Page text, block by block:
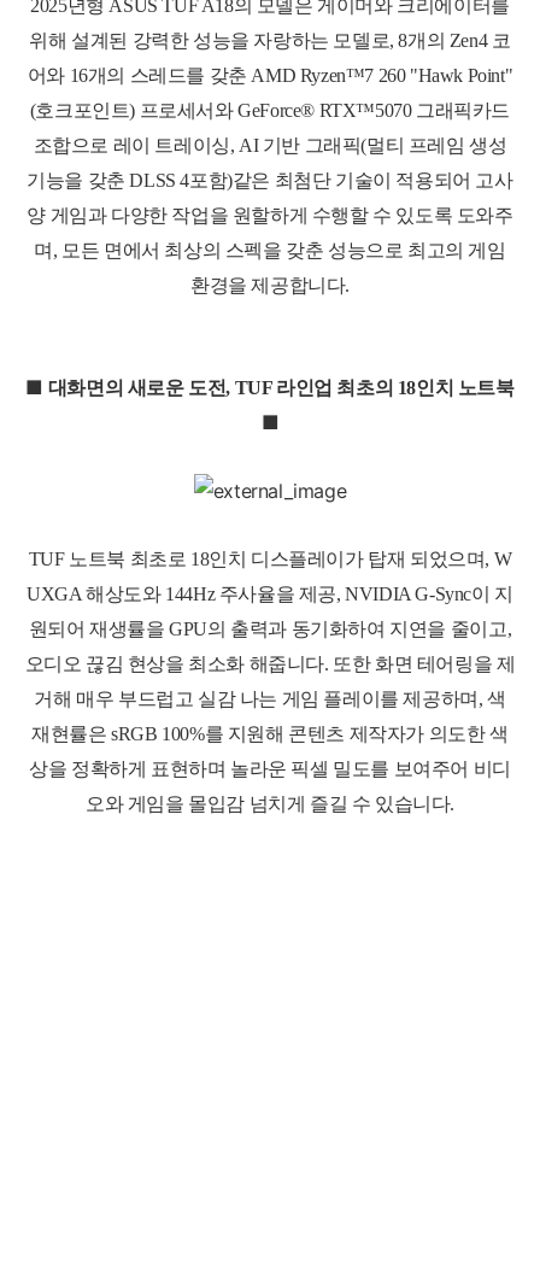
2025년형 ASUS TUF A18의 모델은 게이머와 크리에이터를
위해 설계된 강력한 성능을 자랑하는 모델로, 8개의 Zen4 코
어와 16개의 스레드를 갖춘 AMD Ryzen™7 260 "Hawk Point"
(호크포인트) 프로세서와 GeForce® RTX™5070 그래픽카드
조합으로 레이 트레이싱, AI 기반 그래픽(멀티 프레임 생성
기능을 갖춘 DLSS 4포함)같은 최첨단 기술이 적용되어 고사
양 게임과 다양한 작업을 원할하게 수행할 수 있도록 도와주
며, 모든 면에서 최상의 스펙을 갖춘 성능으로 최고의 게임
환경을 제공합니다.
■ 대화면의 새로운 도전, TUF 라인업 최초의 18인치 노트북
■
TUF 노트북 최초로 18인치 디스플레이가 탑재 되었으며, W
UXGA해상도와144Hz 주사율을 제공, NVIDIA G-Sync이 지
원되어 재생률을 GPU의 출력과 동기화하여 지연을 줄이고,
오디오 끊김 현상을 최소화 해줍니다. 또한 화면 테어링을 제
거해 매우 부드럽고 실감 나는 게임 플레이를 제공하며 , 색
재현률은sRGB 100%를 지원해 콘텐츠 제작자가 의도한 색
상을 정확하게 표현하며 놀라운 픽셀 밀도를 보여주어 비디
오와 게임을 몰입감 넘치게 즐길 수 있습니다.